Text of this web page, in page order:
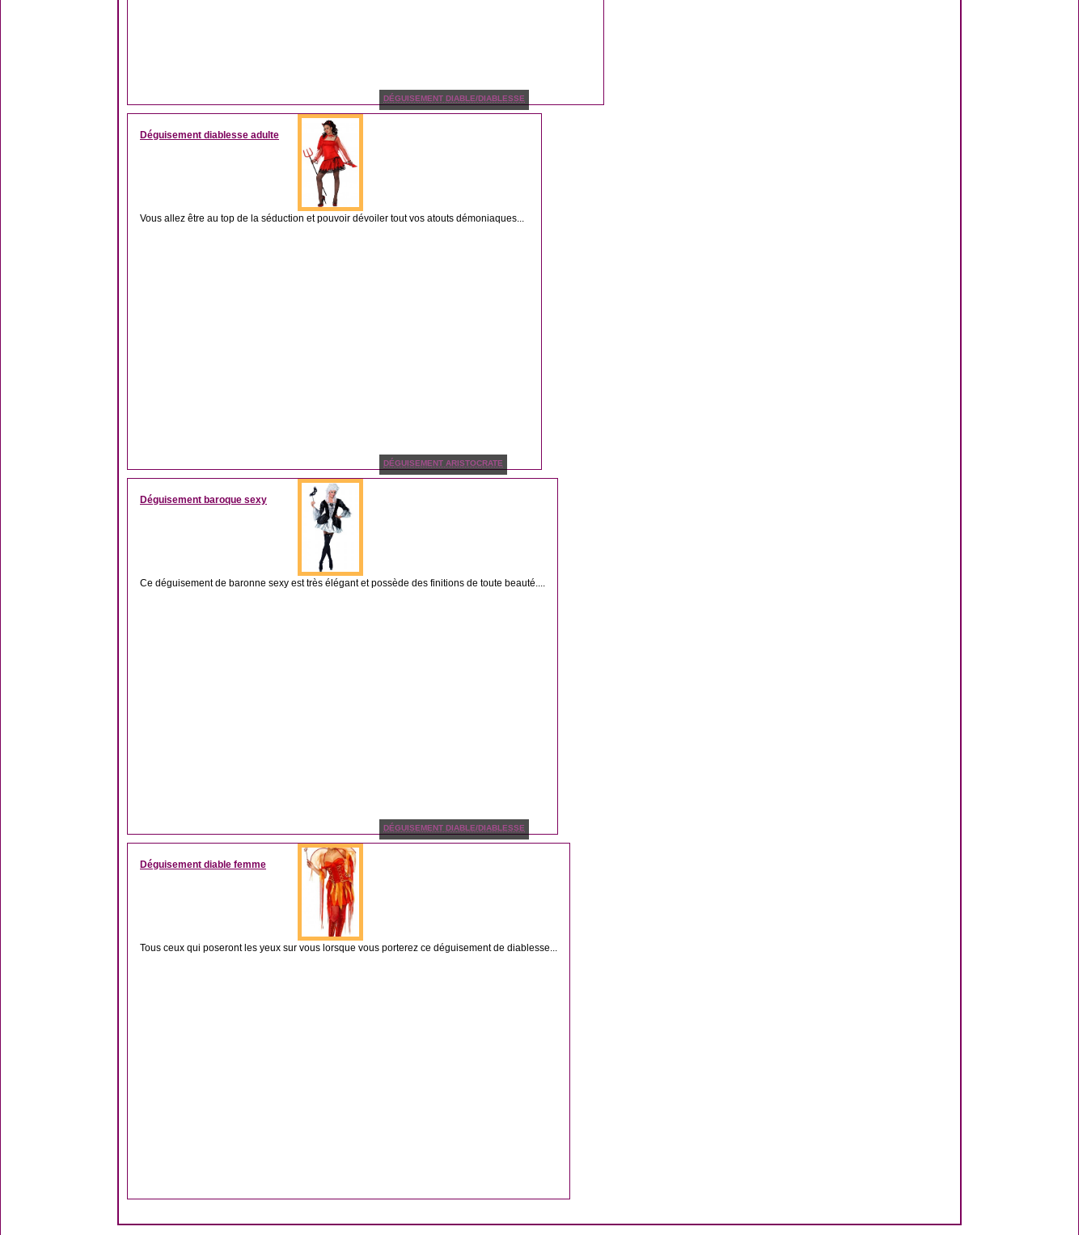
DÉGUISEMENT DIABLE/DIABLESSE
Déguisement diablesse adulte
Vous allez être au top de la séduction et pouvoir dévoiler tout vos atouts démoniaques...
DÉGUISEMENT ARISTOCRATE
Déguisement baroque sexy
Ce déguisement de baronne sexy est très élégant et possède des finitions de toute beauté....
DÉGUISEMENT DIABLE/DIABLESSE
Déguisement diable femme
Tous ceux qui poseront les yeux sur vous lorsque vous porterez ce déguisement de diablesse...